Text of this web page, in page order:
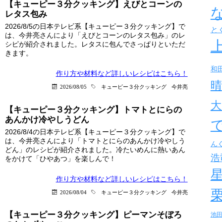
【キューピー３分クッキング】えびとコーンの
レタス包み
2026/8/5の日本テレビ系【キューピー３分クッキング】で
は、今井亮さんにより「えびとコーンのレタス包み」のレ
シピが紹介されました。レタスに包んでさっぱりといただ
きます。
作り方や材料など詳しいレシピはこちら！
2026/08/05 キューピー３分クッキング 今井亮
【キューピー３分クッキング】トマトとにらの
あんかけ冷やしうどん
2026/8/4の日本テレビ系【キューピー３分クッキング】で
は、今井亮さんにより「トマトとにらのあんかけ冷やしう
どん」のレシピが紹介されました。冷たいめんに熱いあん
をかけて「ひやあつ」を楽しんで！
作り方や材料など詳しいレシピはこちら！
2026/08/04 キューピー３分クッキング 今井亮
【キューピー３分クッキング】ピーマンそぼろ
と
和
晴
ん
浩
池